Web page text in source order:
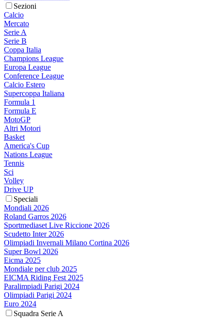
Sezioni
Calcio
Mercato
Serie A
Serie B
Coppa Italia
Champions League
Europa League
Conference League
Calcio Estero
Supercoppa Italiana
Formula 1
Formula E
MotoGP
Altri Motori
Basket
America's Cup
Nations League
Tennis
Sci
Volley
Drive UP
Speciali
Mondiali 2026
Roland Garros 2026
Sportmediaset Live Riccione 2026
Scudetto Inter 2026
Olimpiadi Invernali Milano Cortina 2026
Super Bowl 2026
Eicma 2025
Mondiale per club 2025
EICMA Riding Fest 2025
Paralimpiadi Parigi 2024
Olimpiadi Parigi 2024
Euro 2024
Squadra Serie A